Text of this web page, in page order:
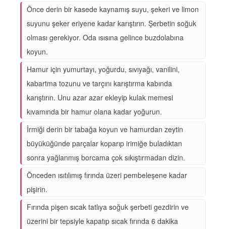
Önce derin bir kasede kaynamış suyu, şekeri ve limon
suyunu şeker eriyene kadar karıştırın. Şerbetin soğuk
olması gerekiyor. Oda ısısına gelince buzdolabına
koyun.
Hamur için yumurtayı, yoğurdu, sıvıyağı, vanilini,
kabartma tozunu ve tarçını karıştırma kabında
karıştırın. Unu azar azar ekleyip kulak memesi
kıvamında bir hamur olana kadar yoğurun.
İrmiği derin bir tabağa koyun ve hamurdan zeytin
büyüküğünde parçalar koparıp irimiğe buladıktan
sonra yağlanmış borcama çok sıkıştırmadan dizin.
Önceden ısıtılımış fırında üzeri pembeleşene kadar
pişirin.
Fırında pişen sıcak tatlıya soğuk şerbeti gezdirin ve
üzerini bir tepsiyle kapatıp sıcak fırında 6 dakika